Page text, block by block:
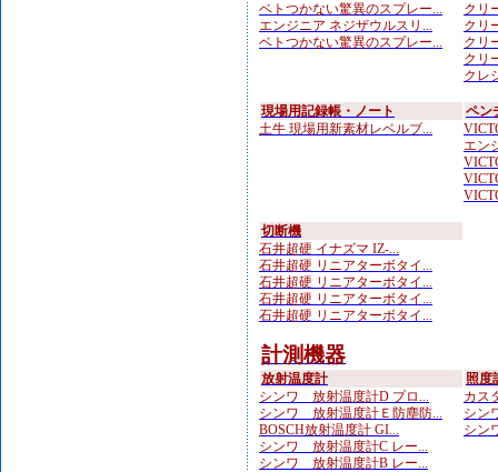
ベトつかない驚異のスプレー...
エンジニア ネジザウルスリ...
ベトつかない驚異のスプレー...
クリ
クリ
クリ
クリ
クレ
現場用記録帳・ノート
土牛 現場用新素材レベルブ...
ペン
エン
切断機
石井超硬 イナズマ IZ-...
石井超硬 リニアターボタイ...
石井超硬 リニアターボタイ...
石井超硬 リニアターボタイ...
石井超硬 リニアターボタイ...
計測機器
放射温度計
シンワ 放射温度計D プロ...
シンワ 放射温度計Ｅ防塵防...
BOSCH放射温度計 GI...
シンワ 放射温度計C レー...
シンワ 放射温度計B レー...
照度
カス
シン
シン